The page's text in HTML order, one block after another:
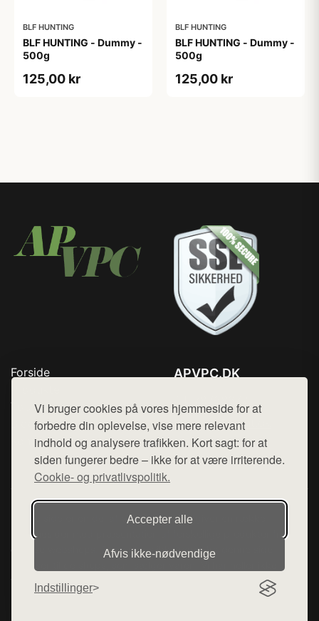
Vi bruger cookies på vores hjemmeside for at
forbedre din oplevelse, vise mere relevant
indhold og analysere trafikken. Kort sagt: for at
siden fungerer bedre – ikke for at være irriterende.
Cookie- og privatlivspolitik.
Accepter alle
Afvis ikke‑nødvendige
Indstillinger
BLF HUNTING
BLF HUNTING - Dummy -
500g
125,00 kr
BLF HUNTING
BLF HUNTING - Dummy -
500g
125,00 kr
Forside
Top Rabatter
Blog
Kontakt
APVPC.DK
Mail: hej@want.dk
Cookie- og privatlivspolitik
Denne side er en del af want.dk, der udgiver en række
hjemmesider med præsentation af forskellige produkter fra
diverse webshops. Der sælges ikke varer fra denne side - vi
henviser til de shops, som sælger varen. Vi har heller ikke
varerne på lager.